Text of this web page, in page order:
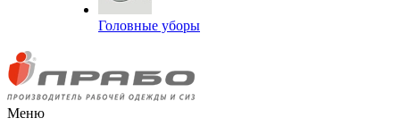
Головные уборы
Меню